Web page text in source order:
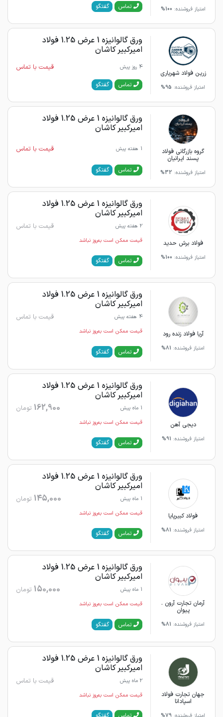
امتیاز فروشنده: 100% تماس گفتگو
زرین فولاد شهریاری
امتیاز فروشنده: 95%
ورق گالوانیزه 1 عرض 1.25 فولاد
امیرکبیر کاشان
4 روز پیش قیمت با تماس
تماس گفتگو
گروه بازرگانی فولاد
پسند ایرانیان
امتیاز فروشنده: 32%
ورق گالوانیزه 1 عرض 1.25 فولاد
امیرکبیر کاشان
1 هفته پیش قیمت با تماس
تماس گفتگو
فولاد برش حدید
امتیاز فروشنده: 100%
ورق گالوانیزه 1 عرض 1.25 فولاد
امیرکبیر کاشان
2 هفته پیش قیمت با تماس
قیمت ممکن است به‌روز نباشد
تماس گفتگو
آریا فولاد زنده رود
امتیاز فروشنده: 81%
ورق گالوانیزه 1 عرض 1.25 فولاد
امیرکبیر کاشان
4 هفته پیش قیمت با تماس
قیمت ممکن است به‌روز نباشد
تماس گفتگو
دیجی آهن
امتیاز فروشنده: 91%
ورق گالوانیزه 1 عرض 1.25 فولاد
امیرکبیر کاشان
1 ماه پیش 162,900 تومان
قیمت ممکن است به‌روز نباشد
تماس گفتگو
فولاد کبیرپایا
امتیاز فروشنده: 81%
ورق گالوانیزه 1 عرض 1.25 فولاد
امیرکبیر کاشان
1 ماه پیش 145,000 تومان
قیمت ممکن است به‌روز نباشد
تماس گفتگو
آرمان تجارت آرون .
پیوان
امتیاز فروشنده: 81%
ورق گالوانیزه 1 عرض 1.25 فولاد
امیرکبیر کاشان
1 ماه پیش 150,000 تومان
قیمت ممکن است به‌روز نباشد
تماس گفتگو
جهان تجارت فولاد
اسپادانا
ورق گالوانیزه 1 عرض 1.25 فولاد
امیرکبیر کاشان
2 ماه پیش قیمت با تماس
قیمت ممکن است به‌روز نباشد